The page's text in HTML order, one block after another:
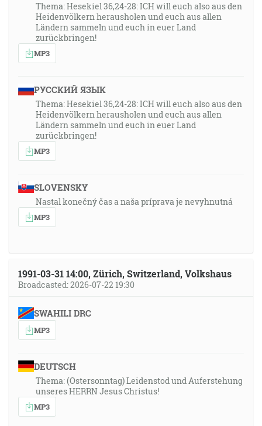
Thema: Hesekiel 36,24-28: ICH will euch also aus den
Heidenvölkern herausholen und euch aus allen
Ländern sammeln und euch in euer Land
zurückbringen!
MP3
РУССКИЙ ЯЗЫК
Thema: Hesekiel 36,24-28: ICH will euch also aus den
Heidenvölkern herausholen und euch aus allen
Ländern sammeln und euch in euer Land
zurückbringen!
MP3
SLOVENSKY
Nastal konečný čas a naša príprava je nevyhnutná
MP3
1991-03-31 14:00, Zürich, Switzerland, Volkshaus
Broadcasted: 2026-07-22 19:30
SWAHILI DRC
MP3
DEUTSCH
Thema: (Ostersonntag) Leidenstod und Auferstehung
unseres HERRN Jesus Christus!
MP3